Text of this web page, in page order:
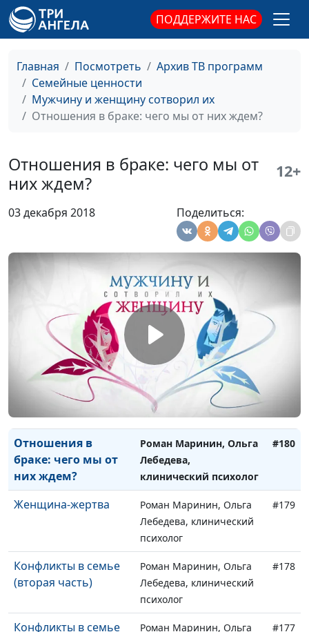
ПОДДЕРЖИТЕ НАС
Главная Посмотреть
Архив ТВ программ
Семейные ценности
Мужчину и женщину сотворил их
Отношения в браке: чего мы от них ждем?
Отношения в браке: чего мы от
них ждем?
12+
03 декабря 2018 Поделиться:
семейным отношениям
Настоящий глава
Юлия Синицына,
священнослужитель,
консультант по
семейным отношениям
#186
психолог
Правила умной
жены
Лебедева, клинический
психолог
Любовь в браке: от
слияния к свободе
Роман Маринин, Ольга
Лебедева, клинический
психолог
Зачем заботиться о
Роман Маринин, Ольга
Лебедева, клинический
психолог
#182
Как пережить
измену мужа?
Роман Маринин, Ольга
Лебедева, клинический
психолог
Отношения в
браке: чего мы от
них ждем?
Роман Маринин, Ольга
Лебедева,
клинический психолог
#180
Женщина-жертва
Роман Маринин, Ольга
Лебедева, клинический
психолог
#179
Конфликты в семье
(вторая часть)
Роман Маринин, Ольга
Лебедева, клинический
психолог
#178
Конфликты в семье
Роман Маринин, Ольга
#177